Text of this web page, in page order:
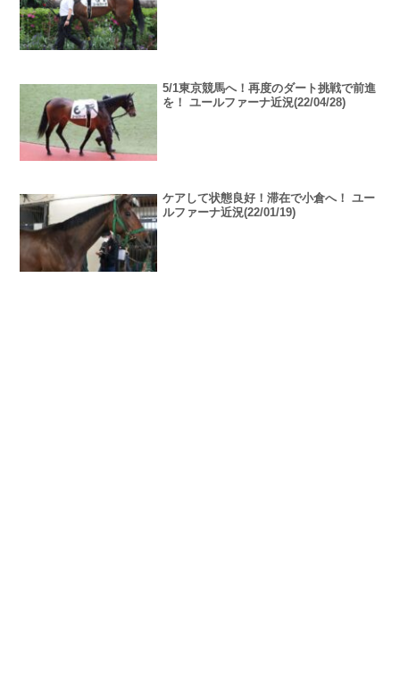
5/1東京競馬へ！再度のダート挑戦で前進
を！ ユールファーナ近況(22/04/28)
ケアして状態良好！滞在で小倉へ！ ユー
ルファーナ近況(22/01/19)